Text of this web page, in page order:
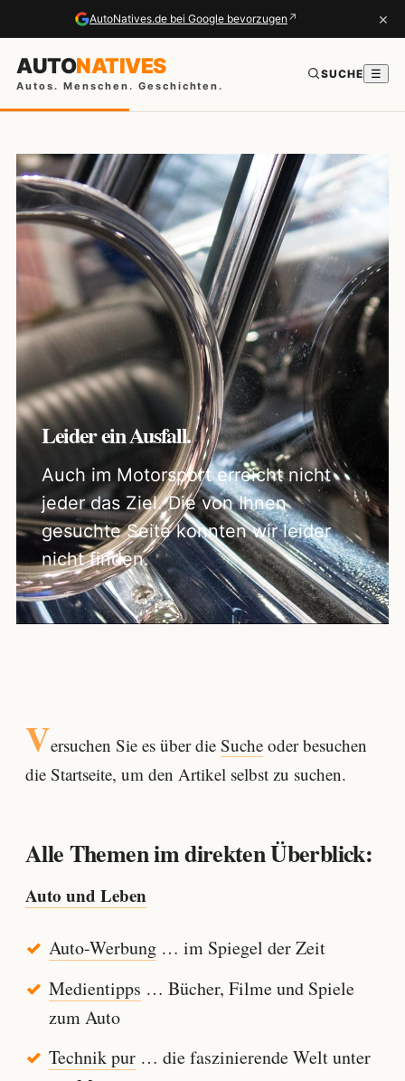
AutoNatives.de bei Google bevorzugen ↗ ×
AUTONATIVES
Autos. Menschen. Geschichten.
SUCHE ☰
Leider ein Ausfall.
Auch im Motorsport erreicht nicht
jeder das Ziel. Die von Ihnen
gesuchte Seite konnten wir leider
nicht finden.
Versuchen Sie es über die Sucheoder besuchen
die Startseite, um den Artikel selbst zu suchen.
Alle Themen im direkten Überblick:
Auto und Leben
Auto-Werbung… im Spiegel der Zeit
Medientipps … Bücher, Filme und Spiele
zum Auto
Technik pur… die faszinierende Welt unter